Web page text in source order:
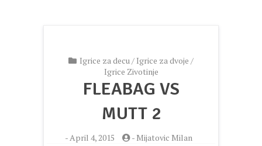
Igrice za decu/ Igrice za dvoje /
Igrice Zivotinje
FLEABAG VS
MUTT 2
-April 4, 2015 - Mijatovic Milan